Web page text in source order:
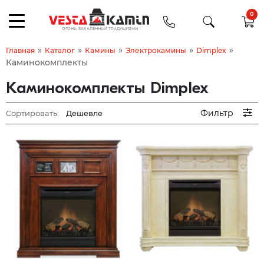
0
Главная » Каталог » Камины » Электрокамины » Dimplex »
Каминокомплекты
Каминокомплекты Dimplex
Сортировать: Фильтр